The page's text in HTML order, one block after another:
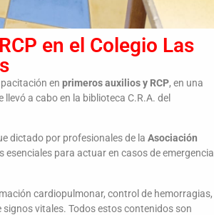
en el Colegio Las
en primeros auxilios y RCP, en una
a cabo en la biblioteca C.R.A. del
dictado por profesionales de la Asociación
para actuar en casos de emergencia
cardiopulmonar, control de hemorragias,
vitales. Todos estos contenidos son